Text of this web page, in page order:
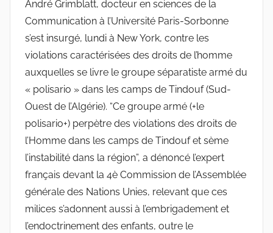
André Grimblatt, docteur en sciences de la
Communication à l’Université Paris-Sorbonne
s’est insurgé, lundi à New York, contre les
violations caractérisées des droits de l’homme
auxquelles se livre le groupe séparatiste armé du
« polisario » dans les camps de Tindouf (Sud-
Ouest de l’Algérie). “Ce groupe armé (+le
polisario+) perpètre des violations des droits de
l’Homme dans les camps de Tindouf et sème
l’instabilité dans la région”, a dénoncé l’expert
français devant la 4è Commission de l’Assemblée
générale des Nations Unies, relevant que ces
milices s’adonnent aussi à l’embrigadement et
l’endoctrinement des enfants, outre le